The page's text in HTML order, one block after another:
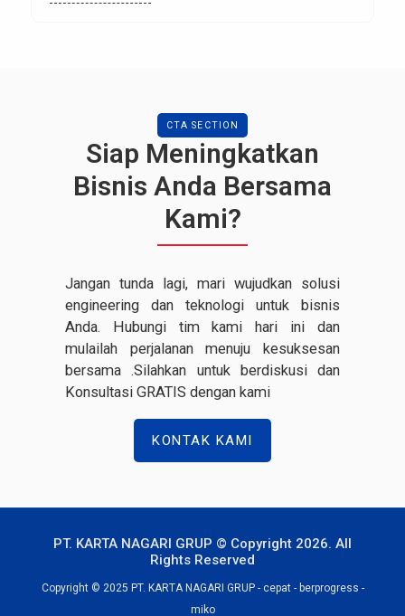
yang akurat dan real-time mengenai ketinggian air
CTA SECTION
Siap Meningkatkan
Bisnis Anda Bersama
Kami?
Jangan tunda lagi, mari wujudkan solusi
engineering dan teknologi untuk bisnis
Anda. Hubungi tim kami hari ini dan
mulailah perjalanan menuju kesuksesan
bersama .Silahkan untuk berdiskusi dan
Konsultasi GRATIS dengan kami
KONTAK KAMI
PT. KARTA NAGARI GRUP © Copyright 2026. All
Rights Reserved
Copyright © 2025 PT. KARTA NAGARI GRUP - cepat - berprogress -
miko